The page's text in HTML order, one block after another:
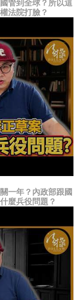
管到全球？所以這
法院打臉？
一年？內政部跟國
麼兵役問題？